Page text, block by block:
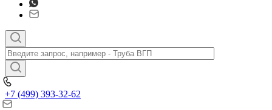
+7 (499) 393-32-62